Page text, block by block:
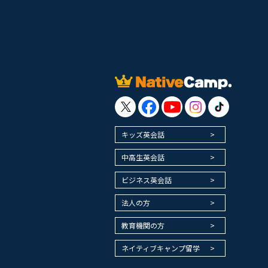
キッズ英会話
中高生英会話
ビジネス英会話
法人の方
教育機関の方
ネイティブキャンプ留学